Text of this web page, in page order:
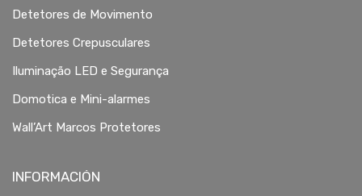
Detetores de Movimento
Detetores Crepusculares
Iluminação LED e Segurança
Domotica e Mini-alarmes
Wall’Art Marcos Protetores
INFORMACIÓN